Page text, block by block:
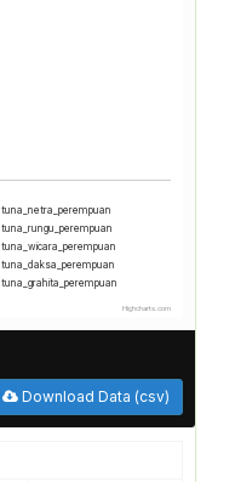
tuna_netra_perempuan
tuna_rungu_perempuan
tuna_wicara_perempuan
tuna_daksa_perempuan
tuna_grahita_perempuan
Highcharts.com
Download Data (csv)